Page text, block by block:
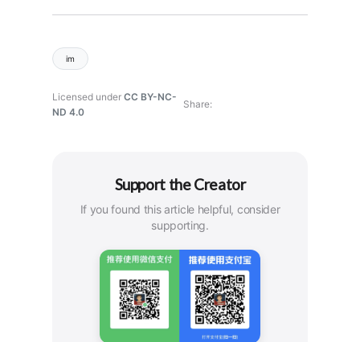
im
Licensed under CC BY-NC-
ND 4.0
Share
Support the Creator
If you found this article helpful, consider
supporting.